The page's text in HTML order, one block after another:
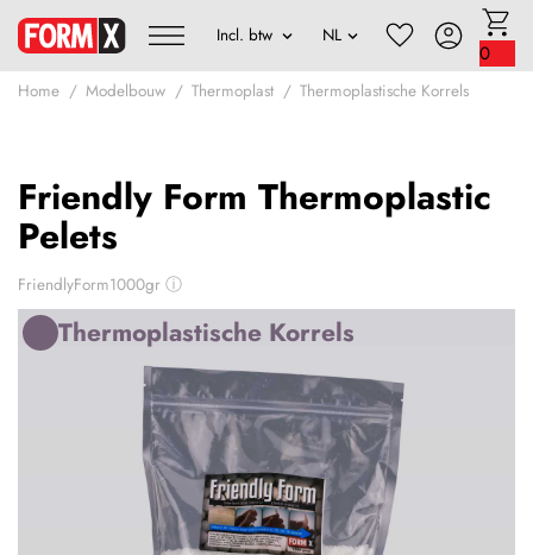
0
Home Modelbouw Thermoplast Thermoplastische Korrels
Friendly Form Thermoplastic
Pelets
FriendlyForm1000gr ⓘ
Thermoplastische Korrels